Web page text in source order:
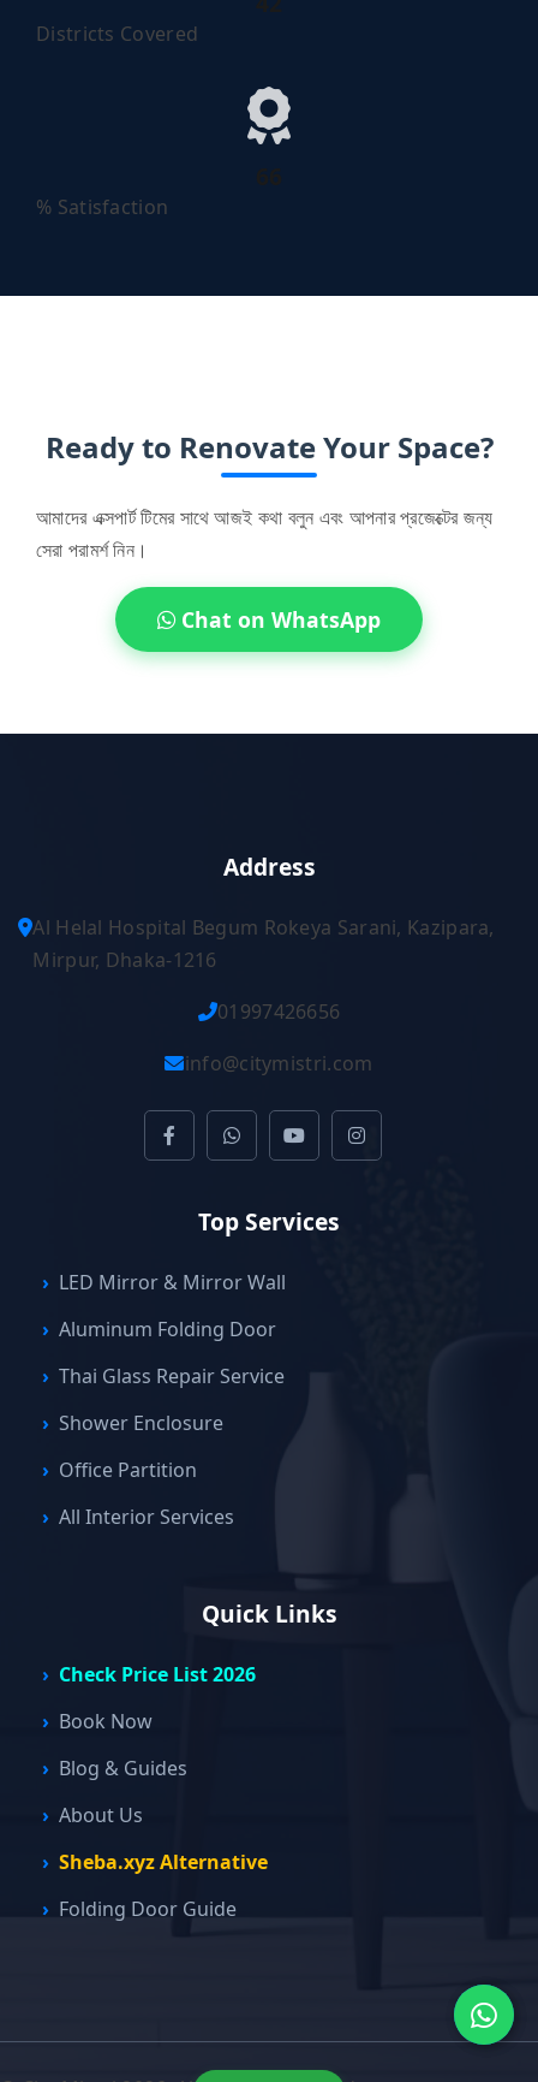
Districts Covered
% Satisfaction
Ready to Renovate Your Space?
আমাদের এক্সপার্ট টিমের সাথে আজই কথা বলুন এবং আপনার প্রজেক্টের জন্য
সেরা পরামর্শ নিন।
Chat on WhatsApp
Address
Al Helal Hospital Begum Rokeya Sarani, Kazipara,
Mirpur, Dhaka-1216
01997426656
info@citymistri.com
Top Services
LED Mirror & Mirror Wall
Aluminum Folding Door
Thai Glass Repair Service
Shower Enclosure
Office Partition
All Interior Services
Quick Links
Check Price List 2026
Book Now
Blog & Guides
About Us
Sheba.xyz Alternative
Folding Door Guide